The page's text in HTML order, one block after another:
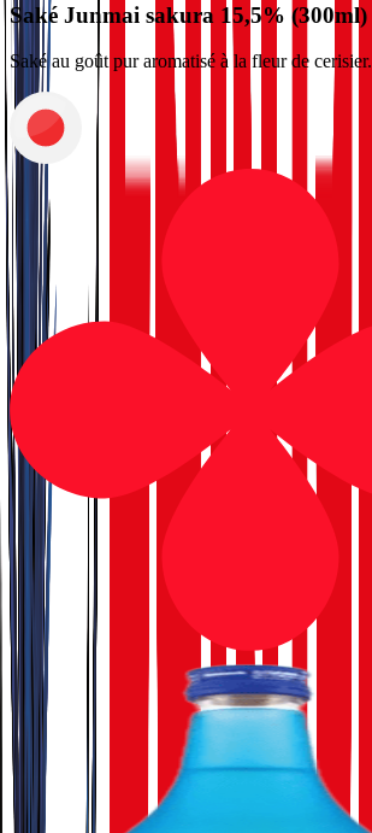
Saké Junmai sakura 15,5% (300ml)
Saké au goût pur aromatisé à la fleur de cerisier.